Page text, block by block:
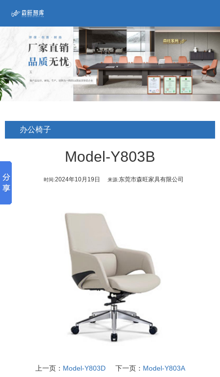
办公椅子
Model-Y803B
时间:2024年10月19日 来源:东莞市森旺家具有限公司
上一页： Model-Y803D 下一页： Model-Y803A